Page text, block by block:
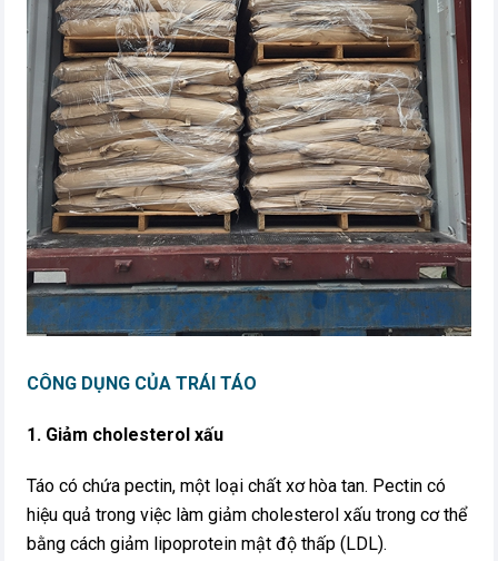
CÔNG DỤNG CỦA TRÁI TÁO
1. Giảm cholesterol xấu
Táo có chứa pectin, một loại chất xơ hòa tan. Pectin có
hiệu quả trong việc làm giảm cholesterol xấu trong cơ thể
bằng cách giảm lipoprotein mật độ thấp (LDL).